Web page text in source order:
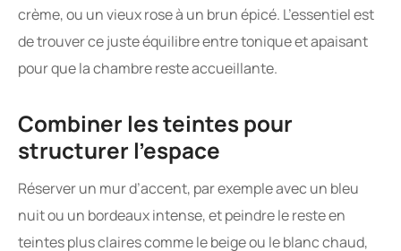
crème, ou un vieux rose à un brun épicé. L’essentiel est
de trouver ce juste équilibre entre tonique et apaisant
pour que la chambre reste accueillante.
Combiner les teintes pour
structurer l’espace
Réserver un mur d’accent, par exemple avec un bleu
nuit ou un bordeaux intense, et peindre le reste en
teintes plus claires comme le beige ou le blanc chaud,